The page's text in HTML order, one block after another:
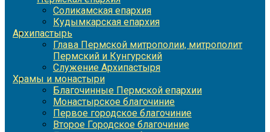
Соликамская епархия
Кудымкарская епархия
Архипастырь
Глава Пермской митрополии, митрополит
Пермский и Кунгурский
Служение Архипастыря
Храмы и монастыри
Благочинные Пермской епархии
Монастырское благочиние
Первое городское благочиние
Второе Городское благочиние